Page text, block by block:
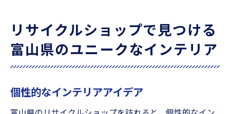
リサイクルショップで見つける
富山県のユニークなインテリア
個性的なインテリアアイデア